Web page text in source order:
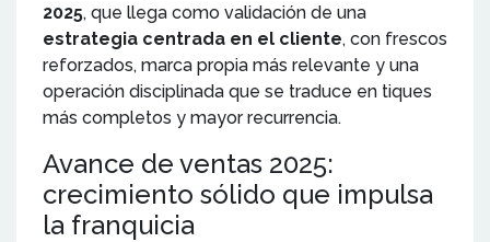
2025, que llega como validación de una
estrategia centrada en el cliente, con frescos
reforzados, marca propia más relevante y una
operación disciplinada que se traduce en tiques
más completos y mayor recurrencia.
Avance de ventas 2025:
crecimiento sólido que impulsa
la franquicia